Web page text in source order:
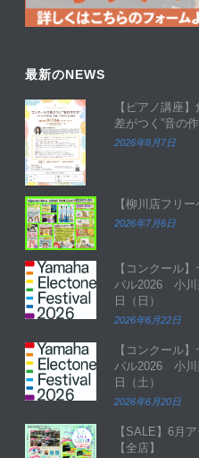
最新のNEWS
【ピアノ講座
差がつく”音の
2026年8月7日
【柳川店フリ
2026年7月6日
【コンクール
バル2026 小
日（日）
2026年6月22日
【コンクール
バル2026 小
日（土）
2026年6月20日
【SALE】6月
【全店】